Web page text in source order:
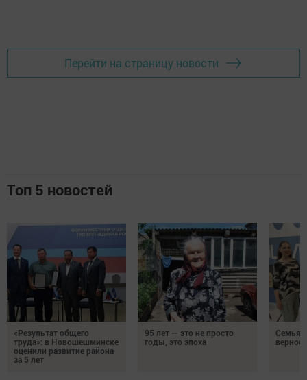
Перейти на страницу новости
Топ 5 новостей
«Результат общего
труда»: в Новошешминске
оценили развитие района
за 5 лет
95 лет — это не просто
годы, это эпоха
Семья